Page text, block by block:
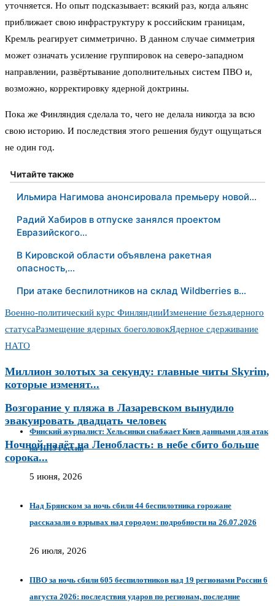
уточняется. Но опыт подсказывает: всякий раз, когда альянс
приближает свою инфраструктуру к российским границам,
Кремль реагирует симметрично. В данном случае симметрия
может означать усиление группировок на северо-западном
направлении, развёртывание дополнительных систем ПВО и,
возможно, корректировку ядерной доктрины.
Пока же Финляндия сделала то, чего не делала никогда за всю
свою историю. И последствия этого решения будут ощущаться
не один год.
Читайте также
Ильмира Нагимова анонсировала премьеру новой…
Радий Хабиров в отпуске занялся проектом
Евразийского…
В Кировской области объявлена ракетная
опасность,…
При атаке беспилотников на склад Wildberries в…
Военно-политический курс ФинляндииИзменение безъядерного
статусаРазмещение ядерных боеголовокЯдерное сдерживание
НАТО
Миллион золотых за секунду: главные читы Skyrim,
которые изменят...
Возгорание у пляжа в Лазаревском вынудило
эвакуировать двадцать человек
Ночной налёт на Ленобласть: в небе сбито больше
сорока...
Финский журналист: Хельсинки снабжает Киев данными для атак
на НПЗ России
5 июня, 2026
Над Брянском за ночь сбили 44 беспилотника горожане
рассказали о взрывах над городом: подробности на 26.07.2026
26 июля, 2026
ПВО за ночь сбили 605 беспилотников над 19 регионами России 6
августа 2026: последствия ударов по регионам, последние